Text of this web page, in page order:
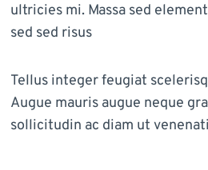
ultricies mi. Massa sed
sed sed risus
Tellus integer feugiat
Augue mauris augue neque
sollicitudin ac diam ut